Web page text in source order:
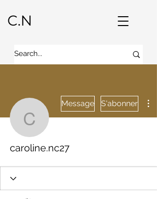
C.N
caroline.nc27
Message S'abonner
caroline.nc27